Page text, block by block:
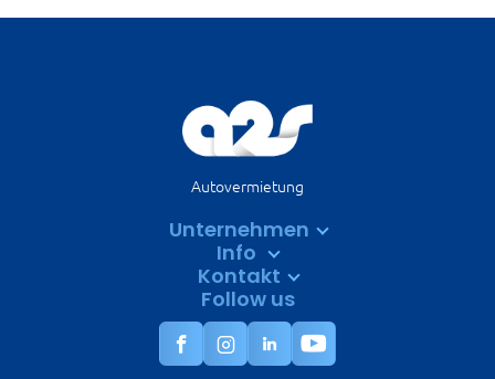
Autovermietung
Unternehmen
Info
Kontakt
Follow us